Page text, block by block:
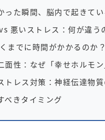
った瞬間、脳内で起きて
悪いストレス：何が違う
までに時間がかかるのか？
面性：なぜ「幸せホルモ
トレス対策：神経伝達物
べきタイミング